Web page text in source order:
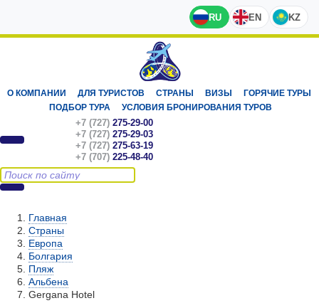
RU EN KZ
О КОМПАНИИ ДЛЯ ТУРИСТОВ СТРАНЫ ВИЗЫ
ГОРЯЧИЕ ТУРЫ
ПОДБОР ТУРА
УСЛОВИЯ БРОНИРОВАНИЯ ТУРОВ
+7 (727) 275-29-00
+7 (727) 275-29-03
+7 (727) 275-63-19
+7 (707) 225-48-40
Главная
Страны
Европа
Болгария
Пляж
Альбена
Gergana Hotel